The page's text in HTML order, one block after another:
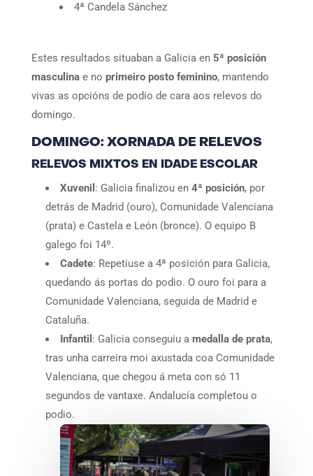
4ª Candela Sánchez
Estes resultados situaban a Galicia en 5ª posición
masculinae no primeiro posto feminino, mantendo
vivas as opcións de podio de cara aos relevos do
domingo.
DOMINGO: XORNADA DE RELEVOS
RELEVOS MIXTOS EN IDADE ESCOLAR
Xuvenil : Galicia finalizou en 4ª posición, por
detrás de Madrid (ouro), Comunidade Valenciana
(prata) e Castela e León (bronce). O equipo B
galego foi 14º.
Cadete: Repetiuse a 4ª posición para Galicia,
quedando ás portas do podio. O ouro foi para a
Comunidade Valenciana, seguida de Madrid e
Cataluña.
Infantil : Galicia conseguiu a medalla de prata,
tras unha carreira moi axustada coa Comunidade
Valenciana, que chegou á meta con só 11
segundos de vantaxe. Andalucía completou o
podio.